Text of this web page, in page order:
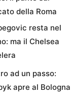
della Roma
resta nel
ma il Chelsea
ad un passo:
apre al Bologna